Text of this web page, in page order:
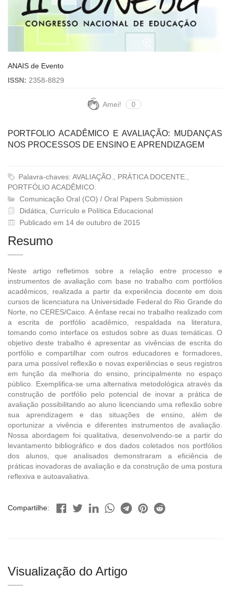
ANAIS de Evento
ISSN: 2358-8829
Amei! 0
PORTFOLIO ACADÊMICO E AVALIAÇÃO: MUDANÇAS
NOS PROCESSOS DE ENSINO E APRENDIZAGEM
Palavra-chaves: AVALIAÇÃO., PRÁTICA DOCENTE.,
PORTFÓLIO ACADÊMICO.
Comunicação Oral (CO) / Oral Papers Submission
Didática, Currículo e Política Educacional
Publicado em 14 de outubro de 2015
Resumo
Neste artigo refletimos sobre a relação entre processo e
instrumentos de avaliação com base no trabalho com portfólios
acadêmicos, realizada a partir da experiência docente em dois
cursos de licenciatura na Universidade Federal do Rio Grande do
Norte, no CERES/Caico. A ênfase recai no trabalho realizado com
a escrita de portfólio acadêmico, respaldada na literatura,
tomando como interface os estudos sobre as duas temáticas. O
objetivo deste trabalho é apresentar as vivências de escrita do
portfólio e compartilhar com outros educadores e formadores,
para uma possível reflexão e novas experiências e seus registros
em função da melhoria do ensino, principalmente no espaço
público. Exemplifica-se uma alternativa metodológica através da
construção de portfólio pelo potencial de inovar a prática de
avaliação possibilitando ao aluno licenciando uma reflexão sobre
sua aprendizagem e das situações de ensino, além de
oportunizar a vivência e diferentes instrumentos de avaliação.
Nossa abordagem foi qualitativa, desenvolvendo-se a partir do
levantamento bibliográfico e dos dados coletados nos portfólios
dos alunos, que analisados demonstraram a eficiência de
práticas inovadoras de avaliação e da construção de uma postura
reflexiva e autoavaliativa.
Compartilhe:
Visualização do Artigo